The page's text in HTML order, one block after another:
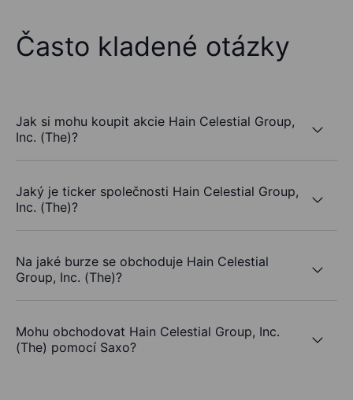
Často kladené otázky
Jak si mohu koupit akcie Hain Celestial Group,
Inc. (The)?
Jaký je ticker společnosti Hain Celestial Group,
Inc. (The)?
Na jaké burze se obchoduje Hain Celestial
Group, Inc. (The)?
Mohu obchodovat Hain Celestial Group, Inc.
(The) pomocí Saxo?